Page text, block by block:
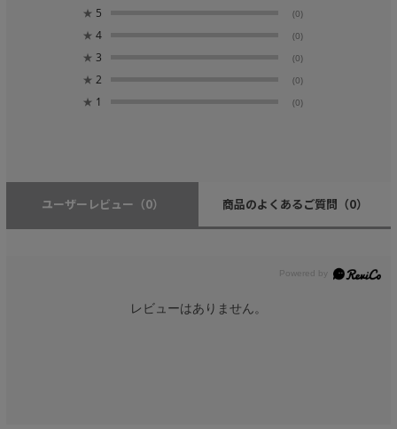
★ 5 (0)
★ 4 (0)
★ 3 (0)
★ 2 (0)
★ 1 (0)
ユーザーレビュー （0） 商品のよくあるご質問 （0）
レビューはありません。